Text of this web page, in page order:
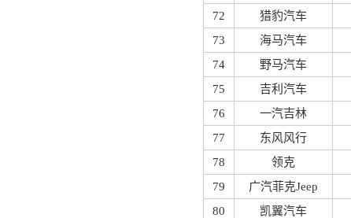
72
猎豹汽车
73
海马汽车
74
野马汽车
75
吉利汽车
76
一汽吉林
77
东风风行
78
领克
79
广汽菲克Jeep
80
凯翼汽车